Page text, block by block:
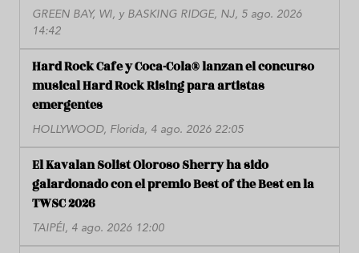
GREEN BAY, WI, y BASKING RIDGE, NJ, 5 ago. 2026
14:42
Hard Rock Cafe y Coca-Cola® lanzan el concurso
musical Hard Rock Rising para artistas
emergentes
HOLLYWOOD, Florida, 4 ago. 2026 22:05
El Kavalan Solist Oloroso Sherry ha sido
galardonado con el premio Best of the Best en la
TWSC 2026
TAIPÉI, 4 ago. 2026 12:00